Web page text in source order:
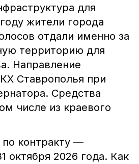
для
жители города
отдали именно за
территорию для
Направление
Ставрополья при
Средства
числе из краевого
по контракту —
октября 2026 года. Как